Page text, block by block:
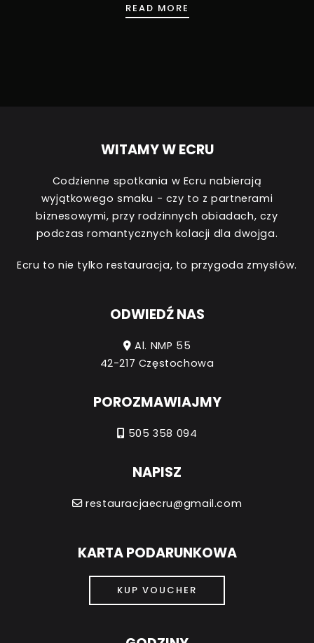
READ MORE
WITAMY W ECRU
Codzienne spotkania w Ecru nabierają
wyjątkowego smaku - czy to z partnerami
biznesowymi, przy rodzinnych obiadach, czy
podczas romantycznych kolacji dla dwojga.
Ecru to nie tylko restauracja, to przygoda zmysłów.
ODWIEDŹ NAS
Al. NMP 55
42-217 Częstochowa
POROZMAWIAJMY
505 358 094
NAPISZ
restauracjaecru@gmail.com
KARTA PODARUNKOWA
KUP VOUCHER